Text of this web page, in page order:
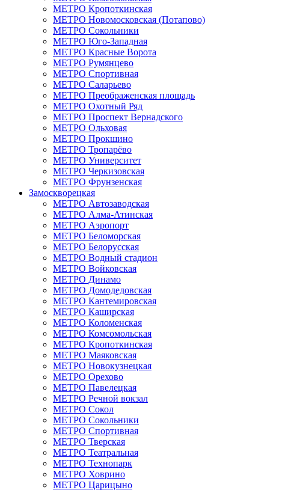
МЕТРО Кропоткинская
МЕТРО Новомосковская (Потапово)
МЕТРО Сокольники
МЕТРО Юго‑Западная
МЕТРО Красные Ворота
МЕТРО Румянцево
МЕТРО Спортивная
МЕТРО Саларьево
МЕТРО Преображенская площадь
МЕТРО Охотный Ряд
МЕТРО Проспект Вернадского
МЕТРО Ольховая
МЕТРО Прокшино
МЕТРО Тропарёво
МЕТРО Университет
МЕТРО Черкизовская
МЕТРО Фрунзенская
Замоскворецкая
МЕТРО Автозаводская
МЕТРО Алма‑Атинская
МЕТРО Аэропорт
МЕТРО Беломорская
МЕТРО Белорусская
МЕТРО Водный стадион
МЕТРО Войковская
МЕТРО Динамо
МЕТРО Домодедовская
МЕТРО Кантемировская
МЕТРО Каширская
МЕТРО Коломенская
МЕТРО Комсомольская
МЕТРО Кропоткинская
МЕТРО Маяковская
МЕТРО Новокузнецкая
МЕТРО Орехово
МЕТРО Павелецкая
МЕТРО Речной вокзал
МЕТРО Сокол
МЕТРО Сокольники
МЕТРО Спортивная
МЕТРО Тверская
МЕТРО Театральная
МЕТРО Технопарк
МЕТРО Ховрино
МЕТРО Царицыно